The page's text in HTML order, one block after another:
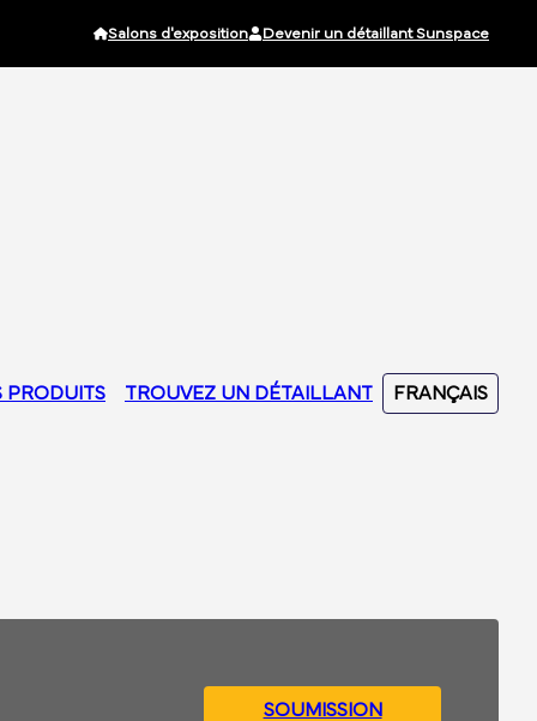
Salons d'exposition Devenir un détaillant Sunspace
PRODUITS TROUVEZ UN DÉTAILLANT
SOUMISSION